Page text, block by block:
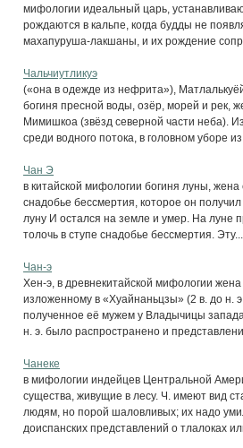
мифологии идеальный царь,
рождаются в кальпе, когда будды не
махапуруша-лакшаны, и их рождение
Чальчиутликуэ
(«она в одежде из нефрита»),
богиня пресной воды, озёр, морей и рек,
Мимишкоа (звёзд северной части неба).
среди водного потока, в головном уборе
Чан Э
в китайской мифологии богиня луны,
снадобье бессмертия, которое он
луну И остался на земле и умер. На луне
толочь в ступе снадобье бессмертия. Эту...
Чан-э
Хен-э, в древнекитайской мифологии
изложенному в «Хуайнаньцзы» (2 в. до н.
полученное её мужем у Владычицы
н. э. было распространено и
Чанеке
в мифологии индейцев Центральной
существа, живущие в лесу. Ч. имеют вид
людям, но порой шаловливых; их надо
доиспанских представлений о тлалоках